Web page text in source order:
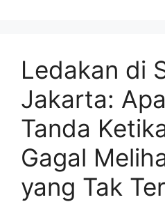
Ledakan di
Jakarta:
Tanda
Gagal
yang Tak